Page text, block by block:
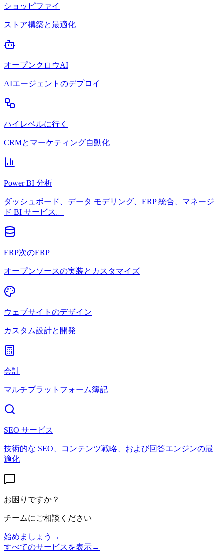
ショッピファイ
ストア構築と最適化
オープンクロウAI
AIエージェントのデプロイ
ハイレベルに行く
CRMとマーケティング自動化
Power BI 分析
ダッシュボード、データ モデリング、ERP 統合、マネージ
ド BI サービス。
ERP次のERP
オープンソースの実装とカスタマイズ
ウェブサイトのデザイン
カスタム設計と開発
会計
マルチプラットフォーム簿記
SEO サービス
技術的な SEO、コンテンツ戦略、および回答エンジンの最
適化
お困りですか？
チームにご相談ください
始めましょう →
すべてのサービスを表示→